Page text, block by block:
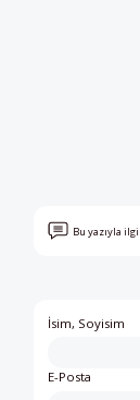
Bu yazıyla
İsim, Soyisim
E-Posta